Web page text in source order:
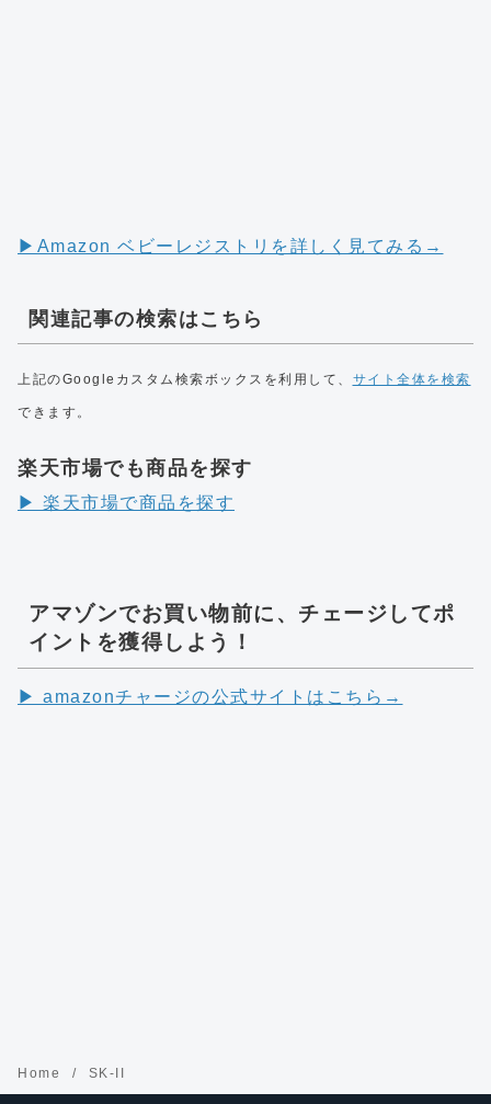
▶︎Amazon ベビーレジストリを詳しく見てみる→
関連記事の検索はこちら
上記のGoogleカスタム検索ボックスを利用して、 サイト全体を検索
できます。
楽天市場でも商品を探す
▶︎ 楽天市場で商品を探す
アマゾンでお買い物前に、チェージしてポ
イントを獲得しよう！
▶︎ amazonチャージの公式サイトはこちら→
Home SK-II